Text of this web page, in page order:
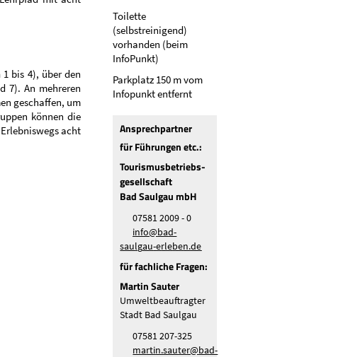
bis 4), über den
7). An mehreren
geschaffen, um
können die
acht
Toilette
(selbstreinigend)
vorhanden (beim
InfoPunkt)
Parkplatz 150 m vom
Infopunkt entfernt
Ansprechpartner
für Führungen etc.:
Tourismusbetriebs-
gesellschaft
Bad Saulgau mbH
07581 2009 - 0
nf
b d-
s
lg - rl b n d
für fachliche Fragen:
Martin Sauter
Umweltbeauftragter
Stadt Bad Saulgau
07581 207-325
m rt n s t r b d-